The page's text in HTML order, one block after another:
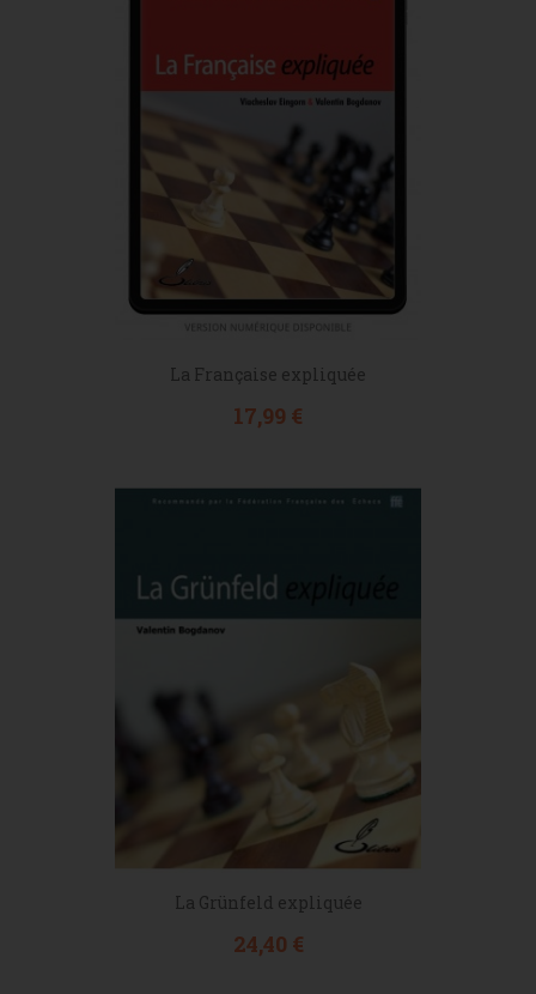
La Française expliquée
Prix
17,99 €
La Grünfeld expliquée
Prix
24,40 €